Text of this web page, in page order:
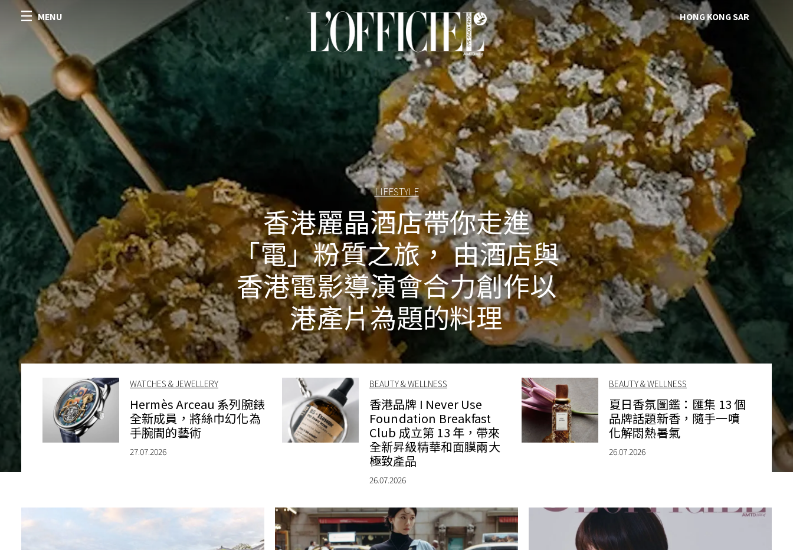
MENU HONG KONG SAR
LIFESTYLE
香港麗晶酒店帶你走進
「電」粉質之旅， 由酒店與
香港電影導演會合力創作以
港產片為題的料理
WATCHES & JEWELLERY
Hermès Arceau 系列腕錶
全新成員，將絲巾幻化為
手腕間的藝術
27.07.2026
BEAUTY & WELLNESS
香港品牌 I Never Use
Foundation Breakfast
Club 成立第 13 年，帶來
全新昇級精華和面膜兩大
極致產品
26.07.2026
BEAUTY & WELLNESS
夏日香氛圖鑑：匯集 13 個
品牌話題新香，隨手一噴
化解悶熱暑氣
26.07.2026